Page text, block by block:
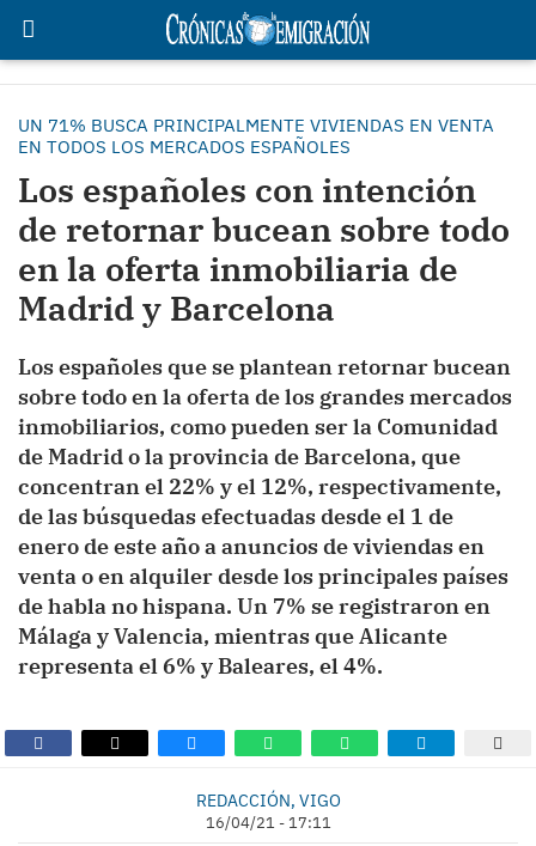
UN 71% BUSCA PRINCIPALMENTE VIVIENDAS EN VENTA
EN TODOS LOS MERCADOS ESPAÑOLES
Los españoles con intención
de retornar bucean sobre todo
en la oferta inmobiliaria de
Madrid y Barcelona
Los españoles que se plantean retornar bucean
sobre todo en la oferta de los grandes mercados
inmobiliarios, como pueden ser la Comunidad
de Madrid o la provincia de Barcelona, que
concentran el 22% y el 12%, respectivamente,
de las búsquedas efectuadas desde el 1 de
enero de este año a anuncios de viviendas en
venta o en alquiler desde los principales países
de habla no hispana. Un 7% se registraron en
Málaga y Valencia, mientras que Alicante
representa el 6% y Baleares, el 4%.
REDACCIÓN, VIGO
16/04/21 - 17:11